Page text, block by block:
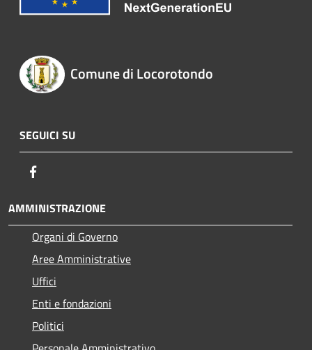
Comune di Locorotondo
SEGUICI SU
AMMINISTRAZIONE
Organi di Governo
Aree Amministrative
Uffici
Enti e fondazioni
Politici